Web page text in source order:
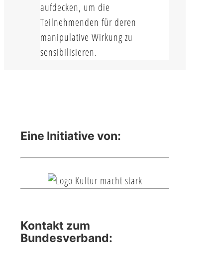
aufdecken, um die
Teilnehmenden für deren
manipulative Wirkung zu
sensibilisieren.
Eine Initiative von:
Kontakt zum
Bundesverband: